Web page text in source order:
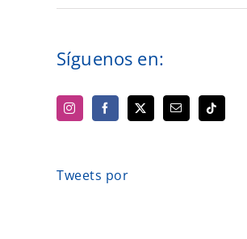
Síguenos en:
Tweets por